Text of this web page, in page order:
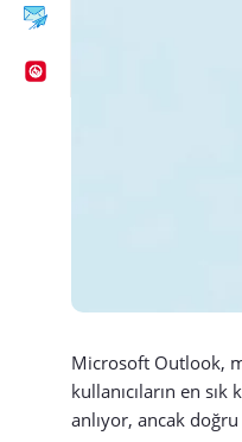
Microsoft Outlook,
kullanıcıların en
anlıyor, ancak